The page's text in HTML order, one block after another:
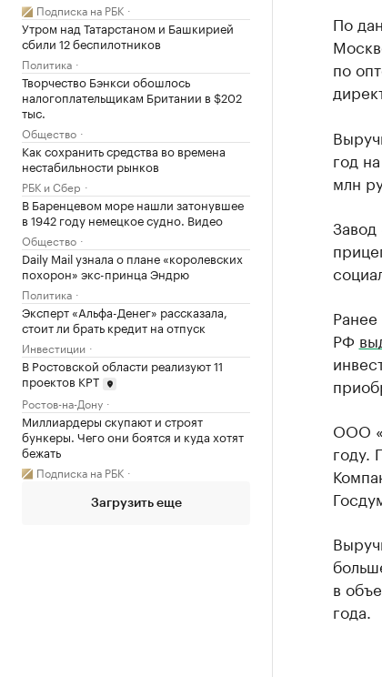
Подписка на РБК
Утром над Татарстаном и Башкирией
сбили 12 беспилотников
Политика
Творчество Бэнкси обошлось
налогоплательщикам Британии в $202
тыс.
Общество
Как сохранить средства во времена
нестабильности рынков
РБК и Сбер
В Баренцевом море нашли затонувшее
в 1942 году немецкое судно. Видео
Общество
Daily Mail узнала о плане «королевских
похорон» экс-принца Эндрю
Политика
Эксперт «Альфа-Денег» рассказала,
стоит ли брать кредит на отпуск
Инвестиции
В Ростовской области реализуют 11
проектов КРТ
Ростов-на-Дону
Миллиардеры скупают и строят
бункеры. Чего они боятся и куда хотят
бежать
Подписка на РБК
Загрузить еще
По
по
год
млн
Завод
РФ
ООО
году.
в
года.